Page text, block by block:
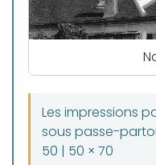
Les impressions
sous passe-
50 | 50 × 70